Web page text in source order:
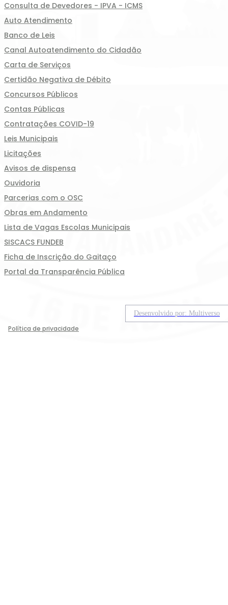
Consulta de Devedores - IPVA - ICMS
Auto Atendimento
Banco de Leis
Canal Autoatendimento do Cidadão
Carta de Serviços
Certidão Negativa de Débito
Concursos Públicos
Contas Públicas
Contratações COVID-19
Leis Municipais
Licitações
Avisos de dispensa
Ouvidoria
Parcerias com o OSC
Obras em Andamento
Lista de Vagas Escolas Municipais
SISCACS FUNDEB
Ficha de Inscrição do Gaitaço
Portal da Transparência Pública
Política de privacidade
Desenvolvido por: Multiverso